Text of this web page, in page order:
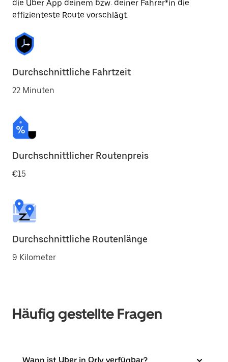
die Uber App deinem bzw. deiner Fahrer*in die
effizienteste Route vorschlägt.
Durchschnittliche Fahrtzeit
22 Minuten
Durchschnittlicher Routenpreis
€15
Durchschnittliche Routenlänge
9 Kilometer
Häufig gestellte Fragen